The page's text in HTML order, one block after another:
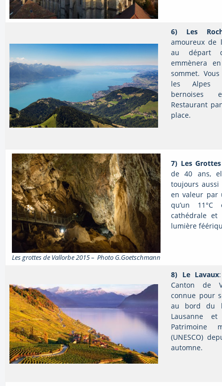
6)
Les
amoureux de
au départ
emmènera
sommet.
les Alpes
bernoises
Restaurant
place.
Les grottes de Vallorbe 2015 – Photo G.Goetschmann
7) Les
de 40 ans,
toujours
en valeur par
qu’un 11°C
cathédrale et
lumière
8) Le Lavaux
Canton de
connue pour
au bord du
Lausanne
Patrimoine
(UNESCO)
automne.